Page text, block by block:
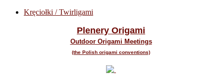
Kręciołki / Twirligami
Plenery Origami
Outdoor Origami Meetings
(the Polish origami conventions)